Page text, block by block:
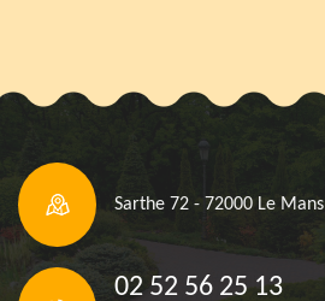
Sarthe 72 - 72000 Le Mans
02 52 56 25 13